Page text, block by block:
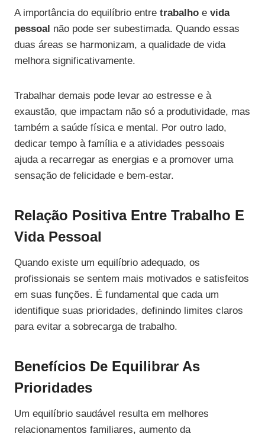
A importância do equilíbrio entre trabalho e vida
pessoal não pode ser subestimada. Quando essas
duas áreas se harmonizam, a qualidade de vida
melhora significativamente.
Trabalhar demais pode levar ao estresse e à
exaustão, que impactam não só a produtividade, mas
também a saúde física e mental. Por outro lado,
dedicar tempo à família e a atividades pessoais
ajuda a recarregar as energias e a promover uma
sensação de felicidade e bem-estar.
Relação Positiva Entre Trabalho E
Vida Pessoal
Quando existe um equilíbrio adequado, os
profissionais se sentem mais motivados e satisfeitos
em suas funções. É fundamental que cada um
identifique suas prioridades, definindo limites claros
para evitar a sobrecarga de trabalho.
Benefícios De Equilibrar As
Prioridades
Um equilíbrio saudável resulta em melhores
relacionamentos familiares, aumento da